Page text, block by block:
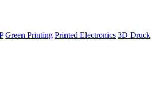
Green Printing Printed Electronics 3D Druck